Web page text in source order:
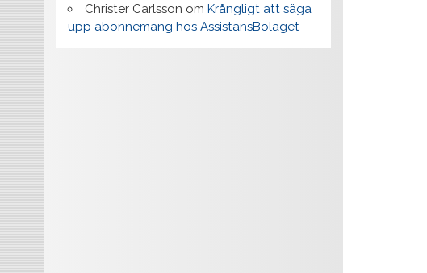
Christer Carlsson omKrångligt att säga
upp abonnemang hos AssistansBolaget